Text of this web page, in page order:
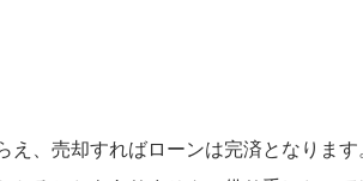
え、売却すればローンは完済となりま